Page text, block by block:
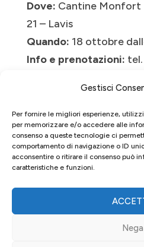
Gestisci
Per fornire le migliori esperienze,
per memorizzare e/o accedere alle
consenso a queste tecnologie ci
comportamento di navigazione o ID
acconsentire o ritirare il consenso può
caratteristiche e funzioni.
Nega
Dove: Cantine Monfort
21 – Lavis
Quando: 18 ottobre
Info e prenotazioni:
Prezzo a persona: 15 €
castagne, vino, orzet,
i bambini
Prenotazione anche a